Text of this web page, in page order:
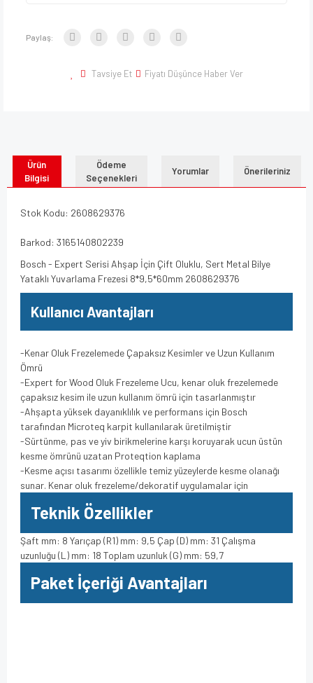
Paylaş:
Tavsiye Et Fiyatı Düşünce Haber Ver
Ürün
Bilgisi
Ödeme
Seçenekleri
Yorumlar Önerileriniz
Stok Kodu: 2608629376
Barkod: 3165140802239
Bosch - Expert Serisi Ahşap İçin Çift Oluklu, Sert Metal Bilye
Yataklı Yuvarlama Frezesi 8*9,5*60mm 2608629376
Kullanıcı Avantajları
-Kenar Oluk Frezelemede Çapaksız Kesimler ve Uzun Kullanım
Ömrü
-Expert for Wood Oluk Frezeleme Ucu, kenar oluk frezelemede
çapaksız kesim ile uzun kullanım ömrü için tasarlanmıştır
-Ahşapta yüksek dayanıklılık ve performans için Bosch
tarafından Microteq karpit kullanılarak üretilmiştir
-Sürtünme, pas ve yiv birikmelerine karşı koruyarak ucun üstün
kesme ömrünü uzatan Proteqtion kaplama
-Kesme açısı tasarımı özellikle temiz yüzeylerde kesme olanağı
sunar. Kenar oluk frezeleme/dekoratif uygulamalar için
Teknik Özellikler
Şaft mm: 8 Yarıçap (R1) mm: 9,5 Çap (D) mm: 31 Çalışma
uzunluğu (L) mm: 18 Toplam uzunluk (G) mm: 59,7
Paket İçeriği Avantajları